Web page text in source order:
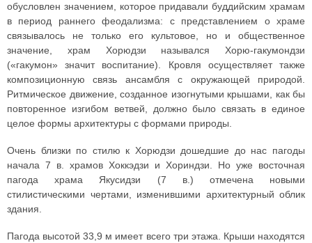
обусловлен значением, которое придавали буддийским храмам
в период раннего феодализма: с представлением о храме
связывалось не только его культовое, но и общественное
значение, храм Хорюдзи назывался Хорю-гакумондзи
(«гакумон» значит воспитание). Кровля осуществляет также
композиционную связь ансамбля с окружающей природой.
Ритмическое движение, созданное изогнутыми крышами, как бы
повторенное изгибом ветвей, должно было связать в единое
целое формы архитектуры с формами природы.
Очень близки по стилю к Хорюдзи дошедшие до нас пагоды
начала 7 в. храмов Хоккэдзи и Хориндзи. Но уже восточная
пагода храма Якусидзи (7 в.) отмечена новыми
стилистическими чертами, изменившими архитектурный облик
здания.
Пагода высотой 33,9 м имеет всего три этажа. Крыши находятся